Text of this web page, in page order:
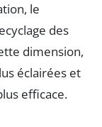
le
des
dimension,
éclairées et
efficace.